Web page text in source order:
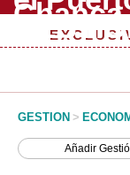
Management &
GESTION >
Añadir